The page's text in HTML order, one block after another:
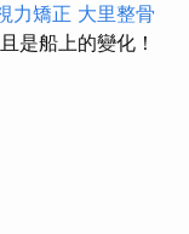
力矯正 大里整骨
是船上的變化！